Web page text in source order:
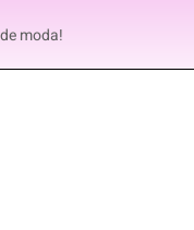
moda!